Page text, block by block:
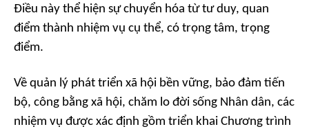
Điều này thể hiện sự chuyển hóa từ tư duy, quan
điểm thành nhiệm vụ cụ thể, có trọng tâm, trọng
điểm.
Về quản lý phát triển xã hội bền vững, bảo đảm tiến
bộ, công bằng xã hội, chăm lo đời sống Nhân dân, các
nhiệm vụ được xác định gồm triển khai Chương trình